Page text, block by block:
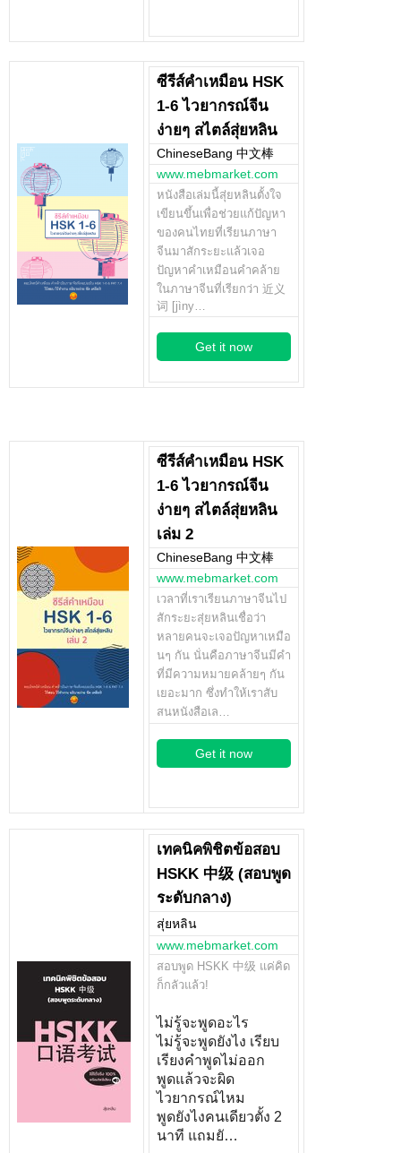
ซีรีส์คำเหมือน HSK
1-6 ไวยากรณ์จีน
ง่ายๆ สไตล์สุ่ยหลิน
ChineseBang 中文棒
www.mebmarket.com
หนังสือเล่มนี้สุ่ยหลินตั้งใจ
เขียนขึ้นเพื่อช่วยแก้ปัญหา
ของคนไทยที่เรียนภาษา
จีนมาสักระยะแล้วเจอ
ปัญหาคำเหมือนคำคล้าย
ในภาษาจีนที่เรียกว่า 近义
词 [jìny…
Get it now
ซีรีส์คำเหมือน HSK
1-6 ไวยากรณ์จีน
ง่ายๆ สไตล์สุ่ยหลิน
เล่ม 2
ChineseBang 中文棒
www.mebmarket.com
เวลาที่เราเรียนภาษาจีนไป
สักระยะสุ่ยหลินเชื่อว่า
หลายคนจะเจอปัญหาเหมือ
นๆ กัน นั่นคือภาษาจีนมีคำ
ที่มีความหมายคล้ายๆ กัน
เยอะมาก ซึ่งทำให้เราสับ
สนหนังสือเล…
Get it now
เทคนิคพิชิตข้อสอบ
HSKK 中级 (สอบพูด
ระดับกลาง)
สุ่ยหลิน
www.mebmarket.com
สอบพูด HSKK 中级 แค่คิด
ก็กลัวแล้ว!
ไม่รู้จะพูดอะไร
ไม่รู้จะพูดยังไง เรียบ
เรียงคำพูดไม่ออก
พูดแล้วจะผิด
ไวยากรณ์ไหม
พูดยังไงคนเดียวตั้ง 2
นาที แถมยั…